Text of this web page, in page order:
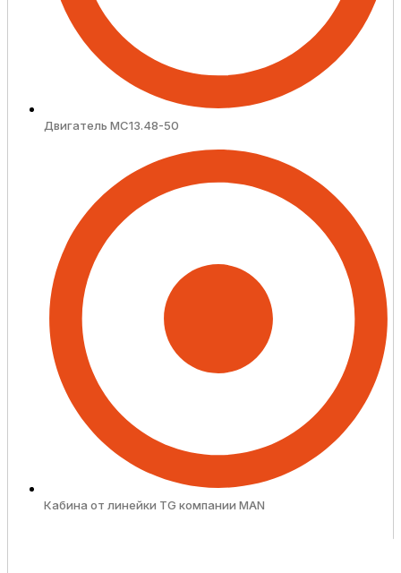
Двигатель MC13.48-50
Кабина от линейки TG компании MAN